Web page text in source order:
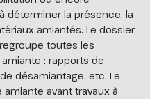
déterminer la présence, la
amiantés. Le dossier
toutes les
: rapports de
désamiantage, etc. Le
amiante avant travaux à